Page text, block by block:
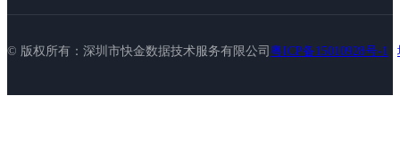
© 版权所有：深圳市快金数据技术服务有限公司 粤ICP备15010928号-1